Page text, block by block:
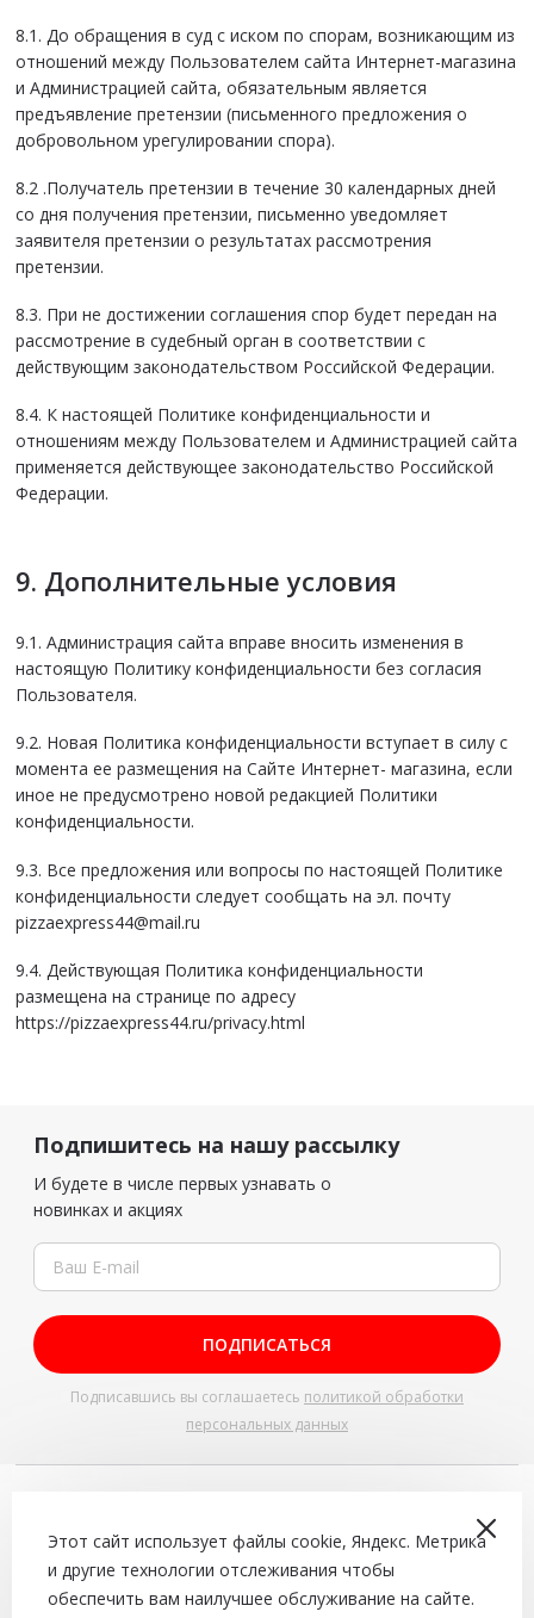
8.1. До обращения в суд с иском по спорам, возникающим из
отношений между Пользователем сайта Интернет-магазина
и Администрацией сайта, обязательным является
предъявление претензии (письменного предложения о
добровольном урегулировании спора).
8.2 .Получатель претензии в течение 30 календарных дней
со дня получения претензии, письменно уведомляет
заявителя претензии о результатах рассмотрения
претензии.
8.3. При не достижении соглашения спор будет передан на
рассмотрение в судебный орган в соответствии с
действующим законодательством Российской Федерации.
8.4. К настоящей Политике конфиденциальности и
отношениям между Пользователем и Администрацией сайта
применяется действующее законодательство Российской
Федерации.
9. Дополнительные условия
9.1. Администрация сайта вправе вносить изменения в
настоящую Политику конфиденциальности без согласия
Пользователя.
9.2. Новая Политика конфиденциальности вступает в силу с
момента ее размещения на Сайте Интернет- магазина, если
иное не предусмотрено новой редакцией Политики
конфиденциальности.
9.3. Все предложения или вопросы по настоящей Политике
конфиденциальности следует сообщать на эл. почту
pizzaexpress44@mail.ru
9.4. Действующая Политика конфиденциальности
размещена на странице по адресу
https://pizzaexpress44.ru/privacy.html
Подпишитесь на нашу рассылку
И будете в числе первых узнавать о
новинках и акциях
ПОДПИСАТЬСЯ
Подписавшись вы соглашаетесь политикой обработки
персональных данных
Доставка и самовывоз с 10:00 до 22:00
Сайт не является договором оферты
© 2026.«PizzaExpress»
Этот сайт использует файлы cookie, Яндекс. Метрика
и другие технологии отслеживания чтобы
обеспечить вам наилучшее обслуживание на сайте.